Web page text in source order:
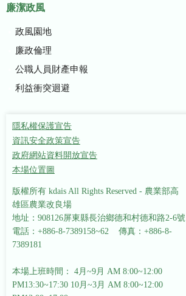
廉潔政風
政風園地
廉政倫理
公職人員財產申報
利益衝突迴避
隱私權保護宣告
資訊安全政策宣告
政府網站資料開放宣告
本場位置圖
版權所有 kdais All Rights Reserved - 農業部高
雄區農業改良場
地址：908126屏東縣長治鄉德和村德和路2-6號
電話：+886-8-7389158~62 傳真：+886-8-
7389181
本場上班時間： 4月~9月 AM 8:00~12:00
PM13:30~17:30 10月~3月 AM 8:00~12:00